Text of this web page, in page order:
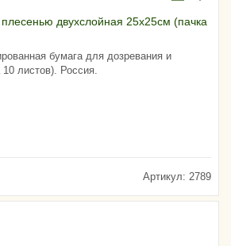
двухслойная 25х25см (пачка
бумага для дозревания и
листов). Россия.
Артикул: 2789